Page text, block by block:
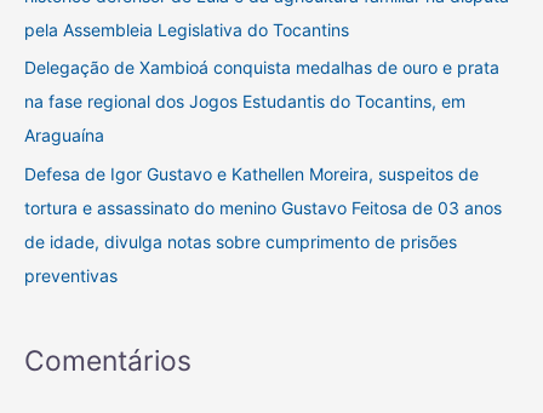
r
:
pela Assembleia Legislativa do Tocantins
Delegação de Xambioá conquista medalhas de ouro e prata
na fase regional dos Jogos Estudantis do Tocantins, em
Araguaína
Defesa de Igor Gustavo e Kathellen Moreira, suspeitos de
tortura e assassinato do menino Gustavo Feitosa de 03 anos
de idade, divulga notas sobre cumprimento de prisões
preventivas
Comentários